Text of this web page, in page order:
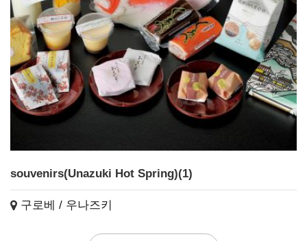
souvenirs(Unazuki Hot Spring)(1)
구로베 / 우나즈키